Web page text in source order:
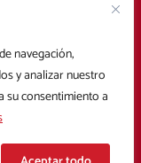
navegación,
y analizar nuestro
su consentimiento a
de cookies